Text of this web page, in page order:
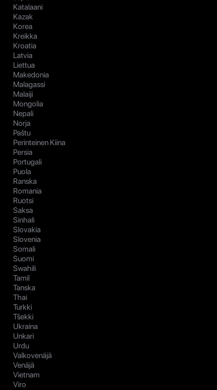
Katalaani
Kazak
Korea
Kreikka
Kroatia
Latvia
Liettua
Makedonia
Malagassi
Malaiji
Mongolia
Nepali
Norja
Paštu
Perinteinen Kiina
Persia
Portugali
Puola
Ranska
Romania
Ruotsi
Saksa
Sinhali
Slovakia
Slovenia
Somali
Suomi
Swahili
Tamil
Tanska
Thai
Turkki
Tšekki
Ukraina
Unkari
Urdu
Valkovenäjä
Venäjä
Vietnam
Viro